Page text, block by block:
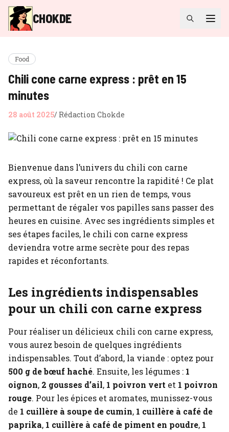
CHOKDE
Food
Chili cone carne express : prêt en 15
minutes
28 août 2025/ Rédaction Chokde
Bienvenue dans l’univers du chili con carne
express, où la saveur rencontre la rapidité ! Ce plat
savoureux est prêt en un rien de temps, vous
permettant de régaler vos papilles sans passer des
heures en cuisine. Avec ses ingrédients simples et
ses étapes faciles, le chili con carne express
deviendra votre arme secrète pour des repas
rapides et réconfortants.
Les ingrédients indispensables
pour un chili con carne express
Pour réaliser un délicieux chili con carne express,
vous aurez besoin de quelques ingrédients
indispensables. Tout d’abord, la viande : optez pour
500 g de bœuf haché. Ensuite, les légumes : 1
oignon, 2 gousses d’ail, 1 poivron vert et 1 poivron
rouge. Pour les épices et aromates, munissez-vous
de 1 cuillère à soupe de cumin, 1 cuillère à café de
paprika, 1 cuillère à café de piment en poudre, 1